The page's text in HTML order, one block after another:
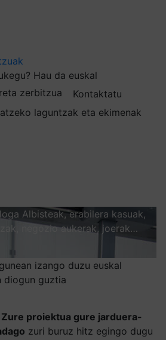
Hau da euskal
zerbitzua
Kontaktatu
laguntzak eta ekimenak
Albisteak, erabilera kasuak,
negozio aukerak, joerak…
izango duzu euskal
diogun guztia
Zure proiektua gure jarduera-
zuri buruz hitz egingo dugu